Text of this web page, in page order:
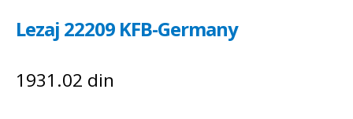
Lezaj 22209 KFB-Germany
1931.02 din